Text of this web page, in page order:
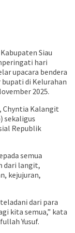
Siau
hari
upacara bendera
di Kelurahan
2025.
Chyntia Kalangit
sekaligus
Republik
semua
dari langit,
kejujuran,
dari para
kita semua,” kata
Yusuf.